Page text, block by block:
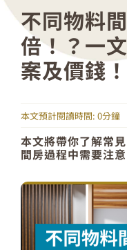
不同物料
倍！？一
案及價錢！
本文預計閱讀時間: 0分鐘
本文將帶你了解常
間房過程中需要注